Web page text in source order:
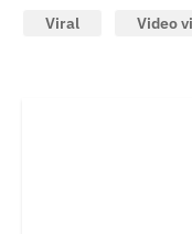
Viral Video